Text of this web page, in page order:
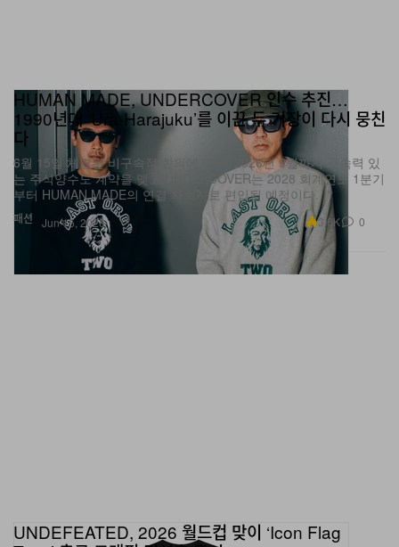
패션
HUMAN MADE, UNDERCOVER 인수 추진…
1990년대 ‘Ura-Harajuku’를 이끈 두 거장이 다시 뭉친
다
6월 15일 체결된 비구속적 합의에 따라, 2026년 9월까지 구속력 있
는 주식양수도 계약을 맺고 UNDERCOVER는 2028 회계연도 1분기
부터 HUMAN MADE의 연결 자회사로 편입될 예정이다.
Jun 15, 2026 3.6K 0
UNDEFEATED, 2026 월드컵 맞이 ‘Icon Flag